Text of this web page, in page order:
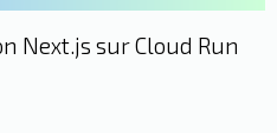
Next.js sur Cloud Run